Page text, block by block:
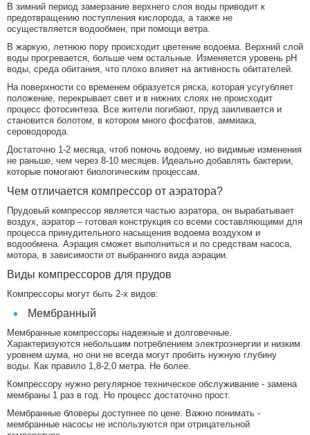
В зимний период замерзание верхнего слоя воды приводит к
предотвращению поступления кислорода, а также не
осуществляется водообмен, при помощи ветра.
В жаркую, летнюю пору происходит цветение водоема. Верхний слой
воды прогревается, больше чем остальные. Изменяется уровень рН
воды, среда обитания, что плохо влияет на активность обитателей.
На поверхности со временем образуется ряска, которая усугубляет
положение, перекрывает свет и в нижних слоях не происходит
процесс фотосинтеза. Все жители погибают, пруд заиливается и
становится болотом, в котором много фосфатов, аммиака,
сероводорода.
Достаточно 1-2 месяца, чтоб помочь водоему, но видимые изменения
не раньше, чем через 8-10 месяцев. Идеально добавлять бактерии,
которые помогают биологическим процессам.
Чем отличается компрессор от аэратора?
Прудовый компрессор является частью аэратора, он вырабатывает
воздух, аэратор – готовая конструкция со всеми составляющими для
процесса принудительного насыщения водоема воздухом и
водообмена. Аэрация сможет выполниться и по средствам насоса,
мотора, в зависимости от выбранного вида аэрации.
Виды компрессоров для прудов
Компрессоры могут быть 2-х видов:
Мембранный
Мембранные компрессоры надежные и долговечные.
Характеризуются небольшим потреблением электроэнергии и низким
уровнем шума, но они не всегда могут пробить нужную глубину
воды. Как правило 1,8-2,0 метра. Не более.
Компрессору нужно регулярное техническое обслуживание - замена
мембраны 1 раз в год. Но процесс достаточно прост.
Мембранные бловеры доступнее по цене. Важно понимать -
мембранные насосы не используются при отрицательной